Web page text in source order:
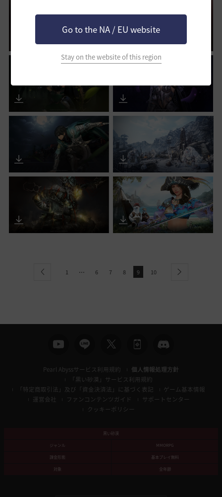
Go to the NA / EU website
Stay on the website of this region
previous 1 ... 6 7 8 9 10 next
Pearl Abyssサービス利用規約
個人情報処理方針
「黒い砂漠」サービス利用規約
「特定商取引法」及び「資金決済法」に基づく表記
ゲーム基本情報
運営会社
ファンコンテンツガイド
サポートセンター
クッキーポリシー
黒い砂漠
ジャンル
MMORPG
課金形態
基本プレイ無料
対象
全年齢